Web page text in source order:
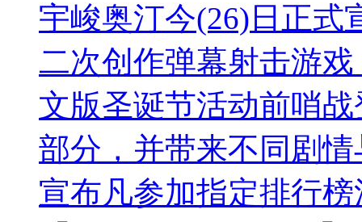
宇峻奥汀今(26)日正式
二次创作弹幕射击游
文版圣诞节活动前哨
部分，并带来不同剧
宣布凡参加指定排行